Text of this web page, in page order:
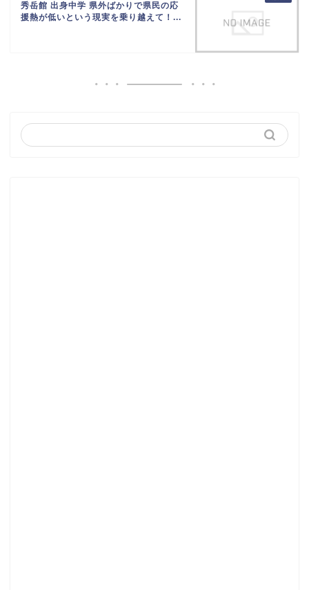
秀岳館 出身中学 県外ばかりで県民の応
援熱が低いという現実を乗り越えて！...